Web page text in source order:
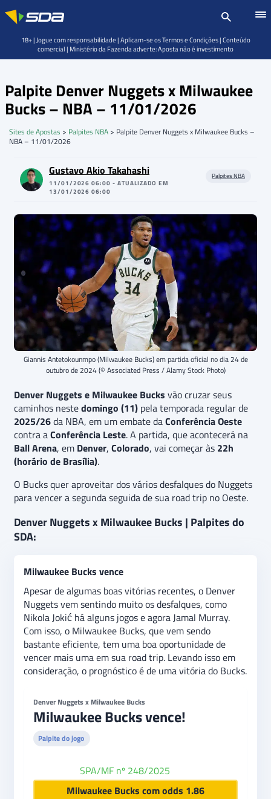
Palpite Denver Nuggets x Milwaukee
Bucks – NBA – 11/01/2026
Sites de Apostas > Palpites NBA > Palpite Denver Nuggets x Milwaukee Bucks –
NBA – 11/01/2026
Gustavo Akio Takahashi
11/01/2026 06:00 - ATUALIZADO EM
13/01/2026 06:00
Palpites NBA
Giannis Antetokounmpo (Milwaukee Bucks) em partida oficial no dia 24 de
outubro de 2024 (© Associated Press / Alamy Stock Photo)
Denver Nuggets e Milwaukee Bucks vão cruzar seus
caminhos nestedomingo (11) pela temporada regular de
2025/26da NBA, em um embate daConferência Oeste
contra aConferência Leste. A partida, que acontecerá na
Ball Arena, em Denver, Colorado, vai começar às 22h
(horário de Brasília).
O Bucks quer aproveitar dos vários desfalques do Nuggets
para vencer a segunda seguida de sua road trip no Oeste.
Denver Nuggets x Milwaukee Bucks | Palpites do
SDA:
Milwaukee Bucks vence
Apesar de algumas boas vitórias recentes, o Denver
Nuggets vem sentindo muito os desfalques, como
Nikola Jokić há alguns jogos e agora Jamal Murray.
Com isso, o Milwaukee Bucks, que vem sendo
bastante eficiente, tem uma boa oportunidade de
vencer mais uma em sua road trip. Levando isso em
consideração, o prognóstico é de uma vitória do Bucks.
Denver Nuggets x Milwaukee Bucks
Milwaukee Bucks vence!
Palpite do jogo
SPA/MF nº 248/2025
Milwaukee Bucks com odds 1.86
18+ | Jogue com responsabilidade | Aplicam-se os Termos e Condições | Conteúdo
comercial | Ministério da Fazenda adverte: Aposta não é investimento